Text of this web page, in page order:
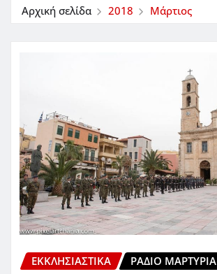
Αρχική σελίδα 2018 Μάρτιος
ΕΚΚΛΗΣΙΑΣΤΙΚΆ ΡΆΔΙΟ ΜΑΡΤΥΡΊΑ